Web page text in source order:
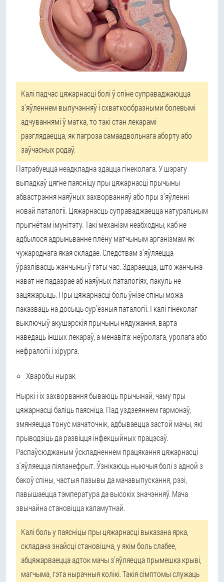
Калі падчас цяжарнасці болі ў спіне суправаджаюцца
з'яўленнем вылучэнняў і схваткообразными болевымі
адчуваннямі ў матка, то такі стан лекарамі
разглядаецца, як пагроза самаадвольнага аборту або
заўчасных родаў.
Патрабуецца неадкладна здацца гінеколага. У шэрагу
выпадкаў цягне паясніцу пры цяжарнасці прычыны
абвастрэння наяўных захворванняў або пры з'яўленні
новай паталогіі. Цяжарнасць суправаджаецца натуральным
прыгнётам імунітэту. Такі механізм неабходны, каб не
адбылося адрыньванне плёну матчыным арганізмам як
чужароднага якая складае. Следствам з'яўляецца
ўразлівасць жанчыны ў гэты час. Здараецца, што жанчына
нават не падазрае аб наяўных паталогіях, пакуль не
зацяжарыць. Пры цяжарнасці боль ўнізе спіны можа
паказваць на досыць сур'ёзныя паталогіі. І калі гінеколаг
выключыў акушэрскія прычыны нядужання, варта
наведаць іншых лекараў, а менавіта: неўролага, уролага або
нефралогіі і хірурга.
Хваробы нырак
Ныркі і іх захворвання бываюць прычынай, чаму пры
цяжарнасці баліць паясніца. Пад уздзеяннем гармонаў,
змяняецца тонус мачаточнік, адбываецца застой мачы, які
прыводзіць да развіцця інфекцыйных працэсаў.
Распаўсюджаным ўскладненнем працякання цяжарнасці
з'яўляецца піяланефрыт. Ўзнікаюць ныючыя болі з адной з
бакоў спіны, частыя пазывы да мачавыпускання, рэзі,
павышаецца тэмпература да высокіх значэнняў. Мача
звычайна становіцца каламутнай.
Калі боль у паясніцы пры цяжарнасці выказана ярка,
складана знайсці становішча, у якім боль слабее,
абцяжарваецца адток мачы з'яўляецца прымешка крыві,
магчыма, гэта нырачныя колікі. Такія сімптомы служаць